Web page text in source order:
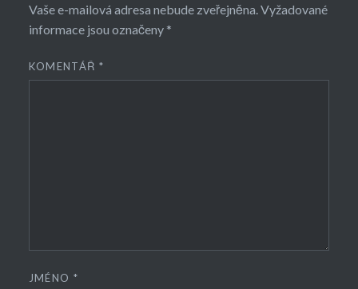
Vaše e-mailová adresa nebude zveřejněna. Vyžadované
informace jsou označeny *
KOMENTÁŘ *
JMÉNO *